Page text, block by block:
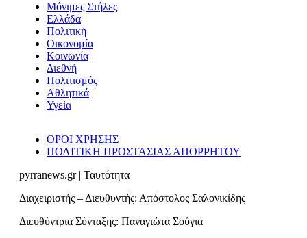
Μόνιμες Στήλες
Ελλάδα
Πολιτική
Οικονομία
Κοινωνία
Διεθνή
Πολιτισμός
Αθλητικά
Υγεία
ΟΡΟΙ ΧΡΗΣΗΣ
ΠΟΛΙΤΙΚΗ ΠΡΟΣΤΑΣΙΑΣ ΑΠΟΡΡΗΤΟΥ
pyrranews.gr | Ταυτότητα
Διαχειριστής – Διευθυντής: Απόστολος Σαλονικίδης
Διευθύντρια Σύνταξης: Παναγιώτα Σούγια